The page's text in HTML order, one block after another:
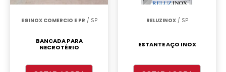
EGINOX COMERCIO E PR / SP
BANCADA PARA
NECROTÉRIO
RELUZINOX/ SP
ESTANTE AÇO INOX